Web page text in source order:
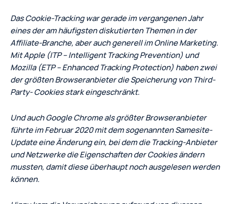
Das Cookie-Tracking war gerade im vergangenen Jahr
eines der am häufigsten diskutierten Themen in der
Affiliate-Branche, aber auch generell im Online Marketing.
Mit Apple (ITP – Intelligent Tracking Prevention) und
Mozilla (ETP – Enhanced Tracking Protection) haben zwei
der größten Browseranbieter die Speicherung von Third-
Party- Cookies stark eingeschränkt.
Und auch Google Chrome als größter Browseranbieter
führte im Februar 2020 mit dem sogenannten Samesite-
Update eine Änderung ein, bei dem die Tracking-Anbieter
und Netzwerke die Eigenschaften der Cookies ändern
mussten, damit diese überhaupt noch ausgelesen werden
können.